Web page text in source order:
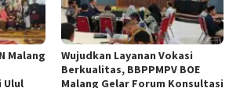
Malang
Ulul
Wujudkan Layanan Vokasi
Berkualitas, BBPPMPV BOE
Malang Gelar Forum Konsultasi